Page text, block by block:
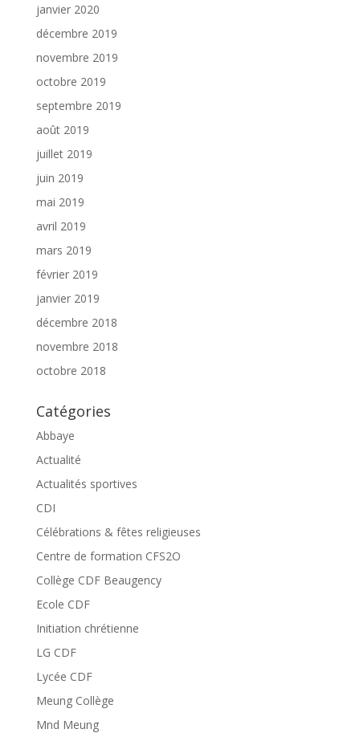
janvier 2020
décembre 2019
novembre 2019
octobre 2019
septembre 2019
août 2019
juillet 2019
juin 2019
mai 2019
avril 2019
mars 2019
février 2019
janvier 2019
décembre 2018
novembre 2018
octobre 2018
Catégories
Abbaye
Actualité
Actualités sportives
CDI
Célébrations & fêtes religieuses
Centre de formation CFS2O
Collège CDF Beaugency
Ecole CDF
Initiation chrétienne
LG CDF
Lycée CDF
Meung Collège
Mnd Meung